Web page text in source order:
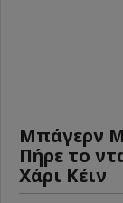
Μπάγερν
Πήρε το
Χάρι Κέιν